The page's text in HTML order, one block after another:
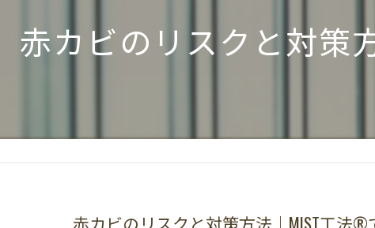
赤カビのリスクと対策
赤カビのリスクと対策方法｜MIST工法